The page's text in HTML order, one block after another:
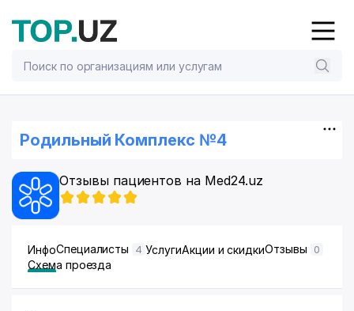
Родильный Комплекс №4
Отзывы пациентов на Med24.uz
ИнфоСпециалисты 4 УслугиАкции и скидкиОтзывы 0
Схема проезда